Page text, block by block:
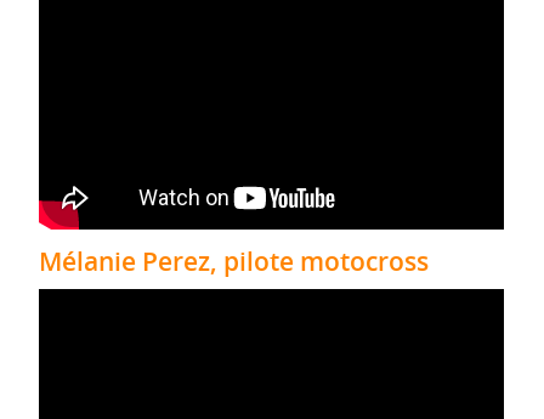
Mélanie Perez, pilote motocross